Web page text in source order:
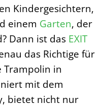
Kindergesichtern,
einem Garten, der
Dann ist das EXIT
das Richtige für
Trampolin in
mit dem
bietet nicht nur